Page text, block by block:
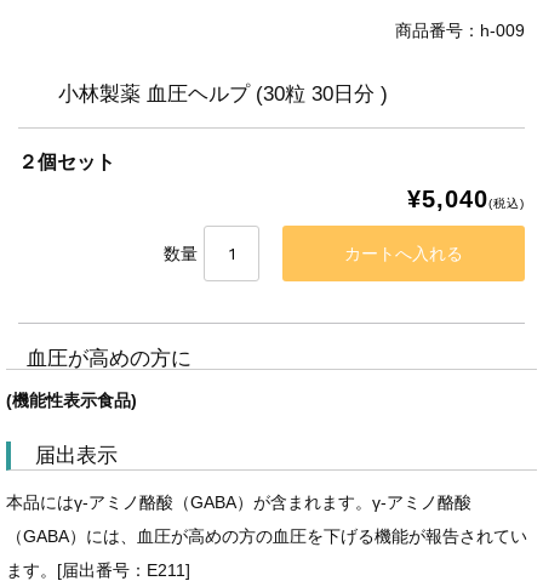
商品番号：h-009
小林製薬 血圧ヘルプ (30粒 30日分 )
２個セット
¥5,040(税込)
数量
血圧が高めの方に
(機能性表示食品)
届出表示
本品にはγ-アミノ酪酸（GABA）が含まれます。γ-アミノ酪酸
（GABA）には、血圧が高めの方の血圧を下げる機能が報告されてい
ます。[届出番号：E211]